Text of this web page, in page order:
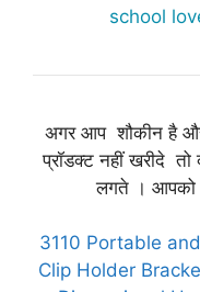
school
अगर आप शौकीन है
प्रॉडक्ट नहीं खरीदे
लगते । आपको
3110 Portable
Clip Holder